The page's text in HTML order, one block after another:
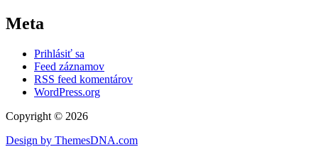
Meta
Prihlásiť sa
Feed záznamov
RSS feed komentárov
WordPress.org
Copyright © 2026
Design by ThemesDNA.com